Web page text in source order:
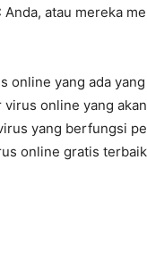
Anda, atau mereka
online yang ada
online yang
yang berfungsi
online gratis